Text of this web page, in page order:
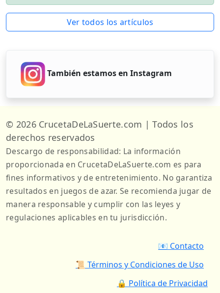
Ver todos los artículos
También estamos en Instagram
© 2026 CrucetaDeLaSuerte.com | Todos los
derechos reservados
Descargo de responsabilidad: La información
proporcionada en CrucetaDeLaSuerte.com es para
fines informativos y de entretenimiento. No garantiza
resultados en juegos de azar. Se recomienda jugar de
manera responsable y cumplir con las leyes y
regulaciones aplicables en tu jurisdicción.
📧 Contacto
📜 Términos y Condiciones de Uso
🔒 Política de Privacidad